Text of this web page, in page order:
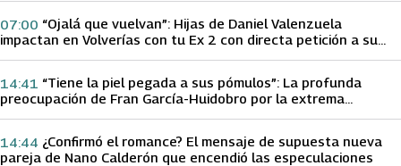
“Ojalá que vuelvan”: Hijas de Daniel Valenzuela
impactan en Volverías con tu Ex 2 con directa petición a su
07:00
“Tiene la piel pegada a sus pómulos”: La profunda
preocupación de Fran García-Huidobro por la extrema
14:41
¿Confirmó el romance? El mensaje de supuesta nueva
pareja de Nano Calderón que encendió las especulaciones
14:44